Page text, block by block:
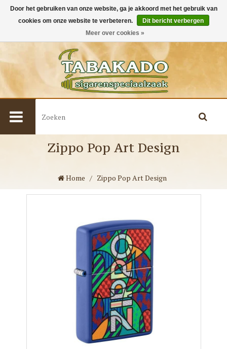
Zippo Pop Art Design
Home / Zippo Pop Art Design
Door het gebruiken van onze website, ga je akkoord met het gebruik van
cookies om onze website te verbeteren.
Dit bericht verbergen
Meer over cookies »